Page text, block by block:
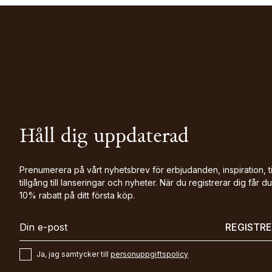
Håll dig uppdaterad
Prenumerera på vårt nyhetsbrev för erbjudanden, inspiration,
tillgång till lanseringar och nyheter. När du registrerar dig får du
10% rabatt på ditt första köp.
Ja, jag samtycker till personuppgiftspolicy